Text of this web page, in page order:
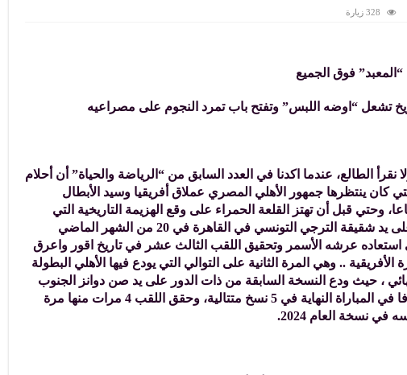
328 زيارة
فوق الجميع
تشعل “اوضه اللبس” وتفتح باب تمرد النجوم على مصراعيه
الطالع، عندما اكدنا في العدد السابق من “الرياضة والحياة” أن أحلام
كان ينتظرها جمهور الأهلي المصري عملاق أفريقيا وسيد الأبطال
وحتي قبل أن تهتز القلعة الحمراء على وقع الهزيمة التاريخية التي
تلقاها الفارس الأحمر على يد شقيقة الترجي التونسي في القاهرة في 20 من الشهر الماضي
عرشه الأسمر وتحقيق اللقب الثالث عشر في تاريخ اقور واعرق
الأفريقية .. وهي المرة الثانية على التوالي التي يودع فيها الأهلي البطولة
، حيث ودع النسخة السابقة من ذات الدور على يد صن دوانز الجنوب
أفريقي بعد أن كان طرفا في المباراة النهاية في 5 نسخ متتالية، وحقق اللقب 4 مرات منها مرة
نسخة العام 2024.